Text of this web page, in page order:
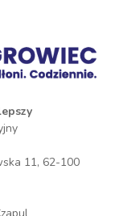
11, 62-100